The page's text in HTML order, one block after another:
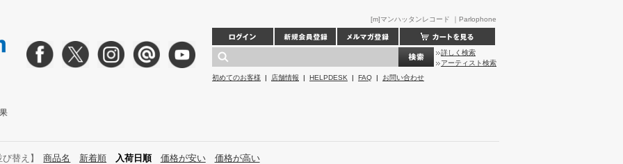
[m]マンハッタンレコード ｜Parlophone
詳しく検索
アーティスト検索
初めてのお客様 | 店舗情報 | HELPDESK | FAQ | お問い合わせ
替え】 商品名 新着順 入荷日順 価格が安い
価格が高い